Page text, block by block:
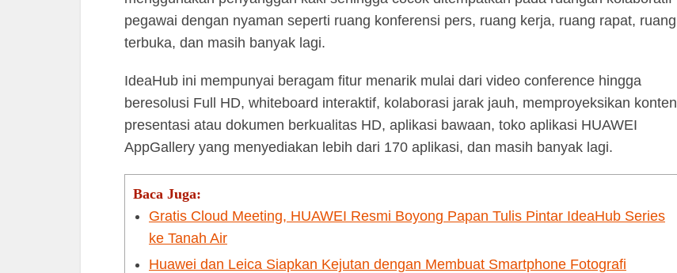
pegawai dengan nyaman seperti ruang konferensi pers, ruang kerja, ruang rapat, ruang
terbuka, dan masih banyak lagi.
IdeaHub ini mempunyai beragam fitur menarik mulai dari video conference hingga
beresolusi Full HD, whiteboard interaktif, kolaborasi jarak jauh, memproyeksikan konten
presentasi atau dokumen berkualitas HD, aplikasi bawaan, toko aplikasi HUAWEI
AppGallery yang menyediakan lebih dari 170 aplikasi, dan masih banyak lagi.
Baca Juga:
Gratis Cloud Meeting, HUAWEI Resmi Boyong Papan Tulis Pintar IdeaHub Series
ke Tanah Air
Huawei dan Leica Siapkan Kejutan dengan Membuat Smartphone Fotografi